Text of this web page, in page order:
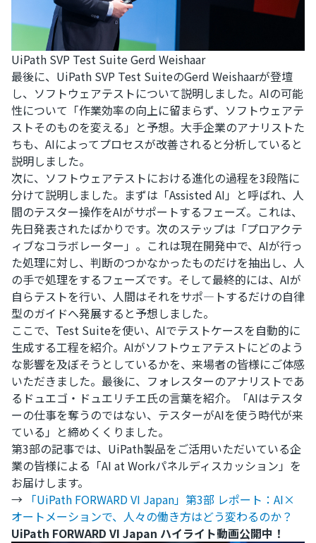
UiPath SVP Test Suite Gerd Weishaar
最後に、UiPath SVP Test SuiteのGerd Weishaarが登壇
し、ソフトウェアテストについて説明しました。AIの可能
性について「作業効率の向上に留まらず、ソフトウェアテ
ストそのものを変える」と予想。大手企業のアナリストた
ちも、AIによってプロセスが改善されると分析していると
説明しました。
次に、ソフトウェアテストにおける進化の過程を3段階に
分けて説明しました。まずは「Assisted AI」と呼ばれ、人
間のテスター操作をAIがサポートするフェーズ。これは、
先日発表されたばかりです。次のステップは「プロアクテ
ィブなコラボレーター」。これは現在開発中で、AIが行っ
た処理に対し、判断のつかなかったものだけを抽出し、人
の手で処理をするフェーズです。そして最終的には、AIが
自らテストを行い、人間はそれをサポ―トするだけの自律
型のガイドへ発展すると予想しました。
ここで、Test Suiteを使い、AIでテストケースを自動的に
生成する工程を紹介。AIがソフトウェアテストにどのよう
な影響を及ぼそうとしているかを、来場者の皆様にご体感
いただきました。最後に、フォレスターのアナリストであ
るドュエゴ・ドュエリチエ氏の言葉を紹介。「AIはテスタ
ーの仕事を奪うのではない、テスターがAIを使う時代が来
ている」と締めくくりました。
第3部の記事では、UiPath製品をご活用いただいている企
業の皆様による「AI at Workパネルディスカッション」を
お届けします。
→ 「UiPath FORWARD VI Japan」第3部 レポート：AI×
オートメーションで、人々の働き方はどう変わるのか？
UiPath FORWARD VI Japan ハイライト動画公開中！